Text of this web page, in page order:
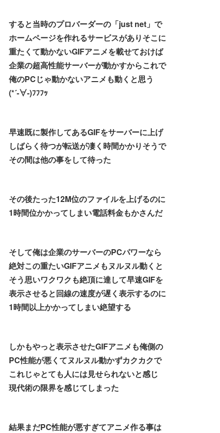
すると当時のプロバーダーの「just net」で
ホームページを作れるサービスがありそこに
重たくて動かないGIFアニメを載せておけば
企業の超高性能サーバーが動かすからこれで
俺のPCじゃ動かないアニメも動くと思う
(*´-∀-)ﾌﾌﾌｯ
早速既に製作してあるGIFをサーバーに上げ
しばらく待つが転送が凄く時間かかりそうで
その間は他の事をして待った
その後たった12M位のファイルを上げるのに
1時間位かかってしまい電話料金もかさんだ
そして俺は企業のサーバーのPCパワーなら
絶対この重たいGIFアニメもヌルヌル動くと
そう思いワクワクも絶頂に達して早速GIFを
表示させると回線の速度が遅く表示するのに
1時間以上かかってしまい絶望する
しかもやっと表示させたGIFアニメも俺側の
PC性能が悪くてヌルヌル動かずカクカクで
これじゃとても人には見せられないと感じ
現代術の限界を感じてしまった
結果まだPC性能が悪すぎてアニメ作る事は